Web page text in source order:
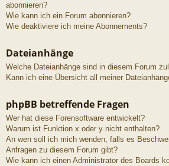
abonnieren?
Wie kann ich ein Forum abonnieren?
Wie deaktiviere ich meine Abonnements?
Dateianhänge
Welche Dateianhänge sind in diesem Forum
Kann ich eine Übersicht all meiner
phpBB betreffende Fragen
Wer hat diese Forensoftware entwickelt?
Warum ist Funktion x oder y nicht enthalten?
An wen soll ich mich wenden, falls es
Anfragen zu diesem Forum gibt?
Wie kann ich einen Administrator des Boards